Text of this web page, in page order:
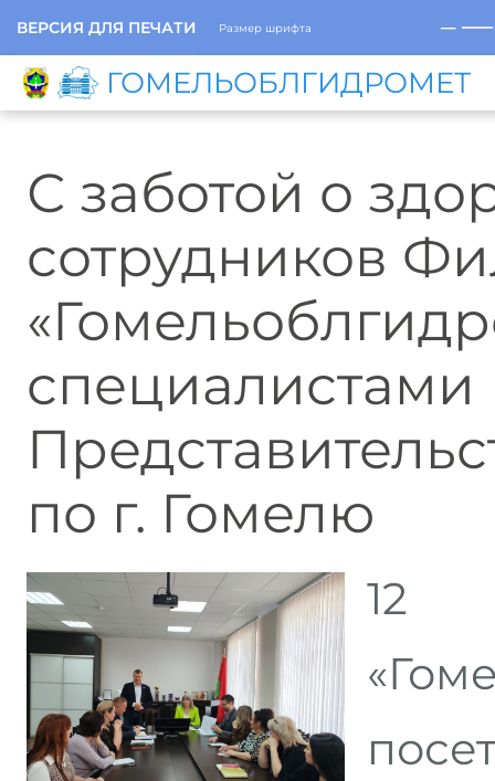
ВЕРСИЯ ДЛЯ ПЕЧАТИ Размер шрифта ─
ГОМЕЛЬОБЛГИДРОМЕТ
С заботой о
сотрудников
специалистами
по г. Гомелю
12